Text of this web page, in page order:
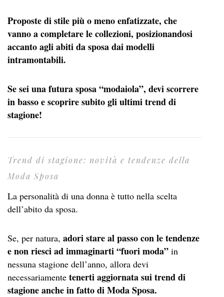
Proposte di stile più o meno enfatizzate, che
vanno a completare le collezioni, posizionandosi
accanto agli abiti da sposa dai modelli
intramontabili.
Se sei una futura sposa “modaiola”, devi scorrere
in basso e scoprire subito gli ultimi trend di
stagione!
Trend di stagione: novità e tendenze della
Moda Sposa
La personalità di una donna è tutto nella scelta
dell’abito da sposa.
Se, per natura, adori stare al passo con le tendenze
e non riesci ad immaginarti “fuori moda” in
nessuna stagione dell’anno, allora devi
necessariamente tenerti aggiornata sui trend di
stagione anche in fatto di Moda Sposa.